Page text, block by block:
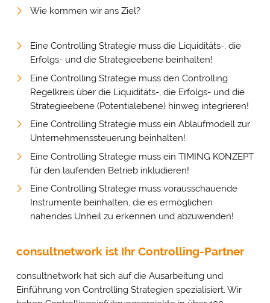
Wie kommen wir ans Ziel?
Eine Controlling Strategie muss die Liquiditäts-, die
Erfolgs- und die Strategieebene beinhalten!
Eine Controlling Strategie muss den Controlling
Regelkreis über die Liquiditäts-, die Erfolgs- und die
Strategieebene (Potentialebene) hinweg integrieren!
Eine Controlling Strategie muss ein Ablaufmodell zur
Unternehmenssteuerung beinhalten!
Eine Controlling Strategie muss ein TIMING KONZEPT
für den laufenden Betrieb inkludieren!
Eine Controlling Strategie muss vorausschauende
Instrumente beinhalten, die es ermöglichen
nahendes Unheil zu erkennen und abzuwenden!
consultnetwork ist Ihr Controlling-Partner
consultnetwork hat sich auf die Ausarbeitung und
Einführung von Controlling Strategien spezialisiert. Wir